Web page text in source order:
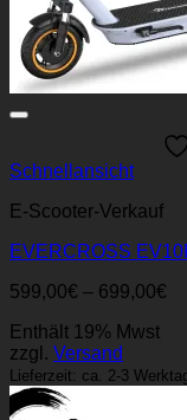
Schnellansicht
E-Scooter-Verkauf
EVERCROSS
599,00€ – 699,00€
Enthält 19% Mwst
zzgl. Versand
Lieferzeit: ca. 2-3